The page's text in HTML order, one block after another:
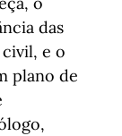
das
e o
plano de